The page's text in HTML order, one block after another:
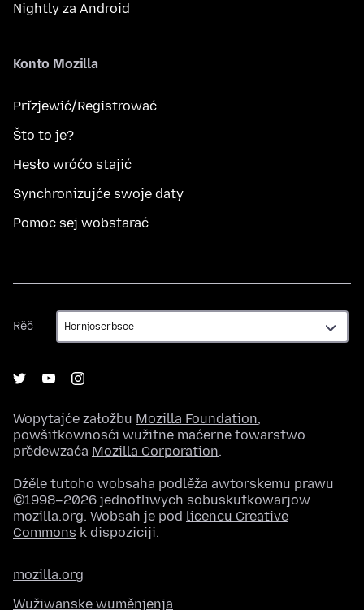
Nightly za Android
Konto Mozilla
Přizjewić/Registrować
Što to je?
Hesło wróćo stajić
Synchronizujće swoje daty
Pomoc sej wobstarać
Rěč
Rěč
Wopytajće załožbu Mozilla Foundation,
powšitkownosći wužitne maćerne towarstwo
předewzaća Mozilla Corporation.
Dźěle tutoho wobsaha podlěža awtorskemu prawu
©1998–2026 jednotliwych sobuskutkowarjow
mozilla.org. Wobsah je pod licencu Creative
Commons k dispoziciji.
mozilla.org
Wužiwanske wuměnjenja